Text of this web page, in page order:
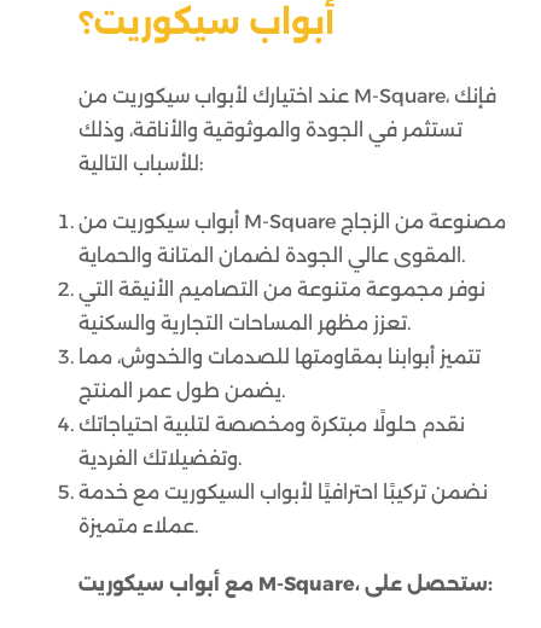
أبواب سيكوريت؟
عند اختيارك لأبواب سيكوريت من M-Square، فإنك
تستثمر في الجودة والموثوقية والأناقة، وذلك
للأسباب التالية:
أبواب سيكوريت من M-Square مصنوعة من الزجاج
المقوى عالي الجودة لضمان المتانة والحماية.
نوفر مجموعة متنوعة من التصاميم الأنيقة التي
تعزز مظهر المساحات التجارية والسكنية.
تتميز أبوابنا بمقاومتها للصدمات والخدوش، مما
يضمن طول عمر المنتج.
نقدم حلولًا مبتكرة ومخصصة لتلبية احتياجاتك
وتفضيلاتك الفردية.
نضمن تركيبًا احترافيًا لأبواب السيكوريت مع خدمة
عملاء متميزة.
مع أبواب سيكوريت M-Square، ستحصل على: